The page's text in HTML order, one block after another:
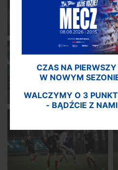
CZAS NA
W NOWYM
WALCZYMY O 3
- BĄDŹCIE Z